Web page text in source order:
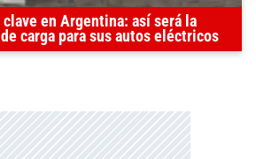
en Argentina: así será la
carga para sus autos eléctricos